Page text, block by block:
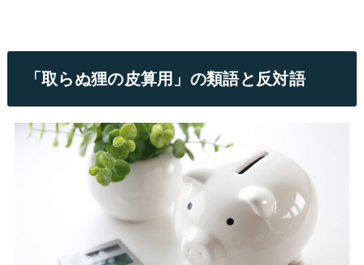
「取らぬ狸の皮算用」の類語と反対語